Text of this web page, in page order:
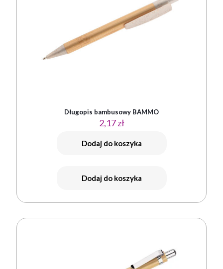
Długopis bambusowy BAMMO
2,17zł
Dodaj do koszyka
Dodaj do koszyka